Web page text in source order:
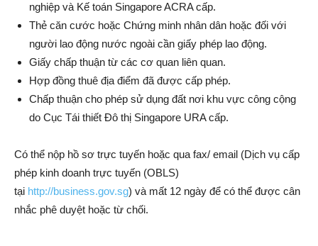
nghiệp và Kế toán Singapore ACRA cấp.
Thẻ căn cước hoặc Chứng minh nhân dân hoặc đối với
người lao động nước ngoài cần giấy phép lao động.
Giấy chấp thuận từ các cơ quan liên quan.
Hợp đồng thuê địa điểm đã được cấp phép.
Chấp thuận cho phép sử dụng đất nơi khu vực công cộng
do Cục Tái thiết Đô thị Singapore URA cấp.
Có thể nộp hồ sơ trực tuyến hoặc qua fax/ email (Dịch vụ cấp
phép kinh doanh trực tuyến (OBLS)
tại http://business.gov.sg) và mất 12 ngày để có thể được cân
nhắc phê duyệt hoặc từ chối.